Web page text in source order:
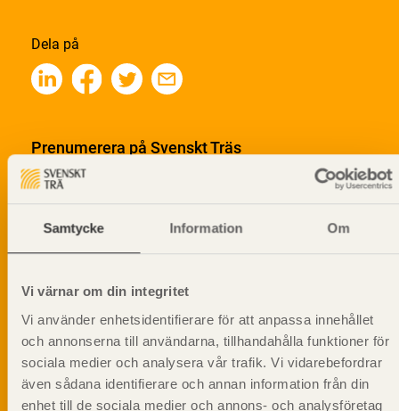
Samtycke Information Om
Vi värnar om din integritet
Vi använder enhetsidentifierare för att anpassa innehållet
och annonserna till användarna, tillhandahålla funktioner för
sociala medier och analysera vår trafik. Vi vidarebefordrar
även sådana identifierare och annan information från din
enhet till de sociala medier och annons- och analysföretag
Dela på
Prenumerera på Svenskt Träs
informationsutskick!